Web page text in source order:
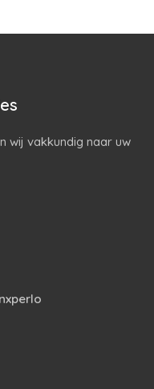
wij vakkundig naar uw